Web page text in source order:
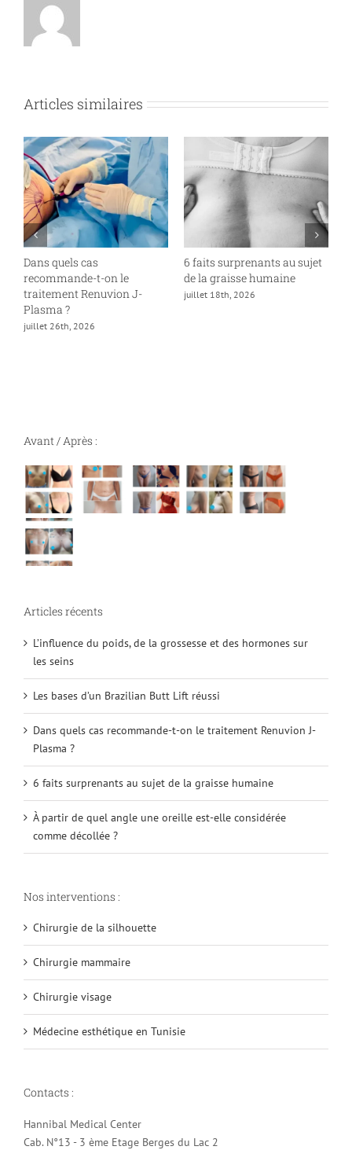
Articles similaires
Dans quels cas
recommande-t-on le
traitement Renuvion J-
Plasma ?
juillet 26th, 2026
6 faits surprenants au sujet
de la graisse humaine
juillet 18th, 2026
Avant / Après :
Articles récents
L’influence du poids, de la grossesse et des hormones sur
les seins
Les bases d’un Brazilian Butt Lift réussi
Dans quels cas recommande-t-on le traitement Renuvion J-
Plasma ?
6 faits surprenants au sujet de la graisse humaine
À partir de quel angle une oreille est-elle considérée
comme décollée ?
Nos interventions :
Chirurgie de la silhouette
Chirurgie mammaire
Chirurgie visage
Médecine esthétique en Tunisie
Contacts :
Hannibal Medical Center
Cab. N°13 - 3 ème Etage Berges du Lac 2